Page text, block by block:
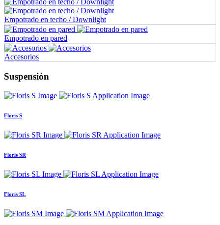
Empotrado en techo / Downlight
Empotrado en pared
Accesorios
Suspensión
Floris S
Floris SR
Floris SL